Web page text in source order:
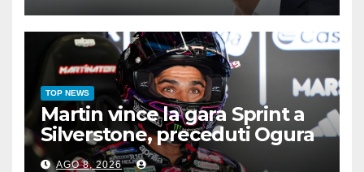
TOP NEWS
Martin vince la gara Sprint a
Silverstone, preceduti Ogura
e Bezzecchi
AGO 8, 2026